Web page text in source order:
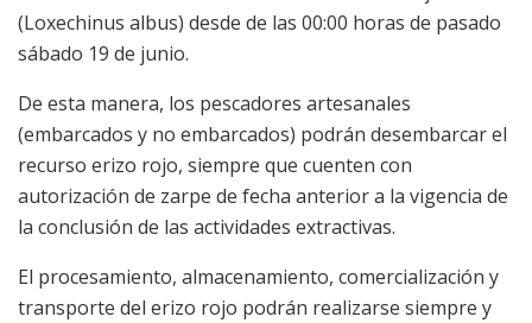
(Loxechinus albus) desde de las 00:00 horas de pasado
sábado 19 de junio.
De esta manera, los pescadores artesanales
(embarcados y no embarcados) podrán desembarcar el
recurso erizo rojo, siempre que cuenten con
autorización de zarpe de fecha anterior a la vigencia de
la conclusión de las actividades extractivas.
El procesamiento, almacenamiento, comercialización y
transporte del erizo rojo podrán realizarse siempre y